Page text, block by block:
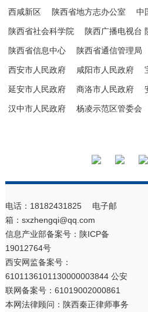
西咸新区 陕西省地方志办公室 中
陕西省社会科学院 陕西广播电视台
陕西省信息中心 陕西省通信管理局
西安市人民政府 咸阳市人民政府
延安市人民政府 商洛市人民政府
汉中市人民政府 杨凌示范区管委会
电话：18182431825 电子邮
箱：sxzhengqi@qq.com
信息产业部备案号： 陕ICP备
19012764号
西安网监备案号：
6101136101130000003844 公安
联网备案号：61019002000861
本网法律顾问：陕西秦正律师事务